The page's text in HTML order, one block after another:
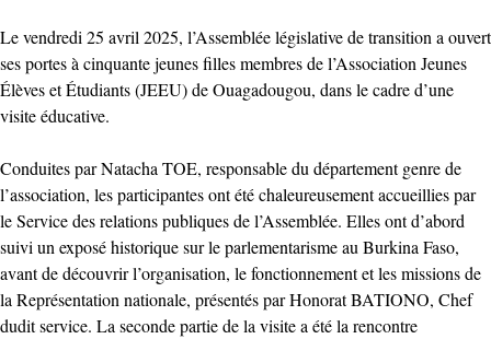
Le vendredi 25 avril 2025, l’Assemblée législative de transition a ouvert
ses portes à cinquante jeunes filles membres de l’Association Jeunes
Élèves et Étudiants (JEEU) de Ouagadougou, dans le cadre d’une
visite éducative.
Conduites par Natacha TOE, responsable du département genre de
l’association, les participantes ont été chaleureusement accueillies par
le Service des relations publiques de l’Assemblée. Elles ont d’abord
suivi un exposé historique sur le parlementarisme au Burkina Faso,
avant de découvrir l’organisation, le fonctionnement et les missions de
la Représentation nationale, présentés par Honorat BATIONO, Chef
dudit service. La seconde partie de la visite a été la rencontre